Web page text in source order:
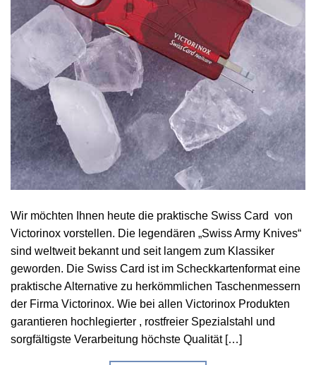
Wir möchten Ihnen heute die praktische Swiss Card von
Victorinox vorstellen. Die legendären „Swiss Army Knives“
sind weltweit bekannt und seit langem zum Klassiker
geworden. Die Swiss Card ist im Scheckkartenformat eine
praktische Alternative zu herkömmlichen Taschenmessern
der Firma Victorinox. Wie bei allen Victorinox Produkten
garantieren hochlegierter , rostfreier Spezialstahl und
sorgfältigste Verarbeitung höchste Qualität […]